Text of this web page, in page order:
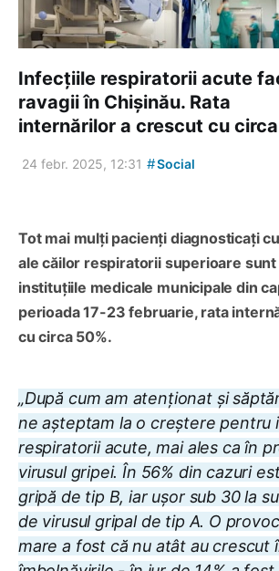
Infecțiile respiratorii acute
ravagii în Chișinău. Rata
internărilor a crescut cu
24 febr. 2025, 12:31 #Social
Tot mai mulți pacienți diagnosticați
ale căilor respiratorii superioare sunt
instituțiile medicale municipale din
perioada 17-23 februarie, rata
cu circa 50%.
„După cum am atenționat și
ne așteptam la o creștere pentru
respiratorii acute, mai ales ca în
virusul gripei. În 56% din cazuri
gripă de tip B, iar ușor sub 30 la
de virusul gripal de tip A. O
mare a fost că nu atât au crescut